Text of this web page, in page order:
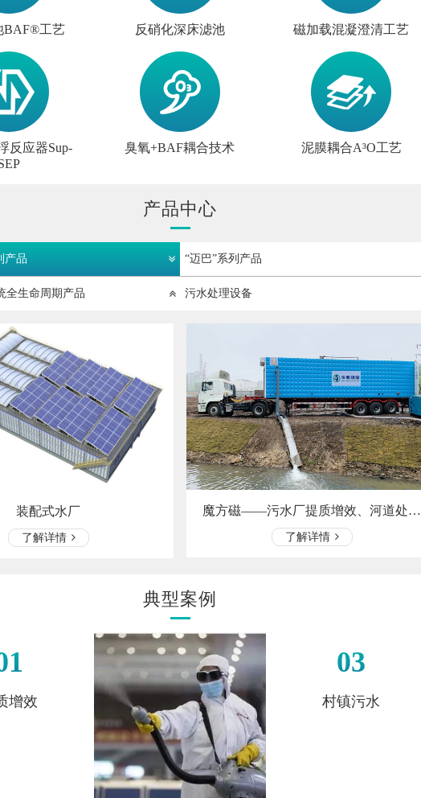
BAF®工艺 反硝化深床滤池 磁加载混凝澄清工艺
反应器Sup-
臭氧+BAF耦合技术 泥膜耦合A³O工艺
产品中心
产品 “迈巴”系列产品
全生命周期产品 污水处理设备
装配式水厂
了解详情
魔方磁——污水厂提质增效、河道处…
了解详情
典型案例
增效
03
村镇污水